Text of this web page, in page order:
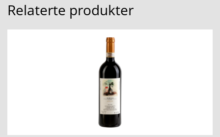
Relaterte produkter